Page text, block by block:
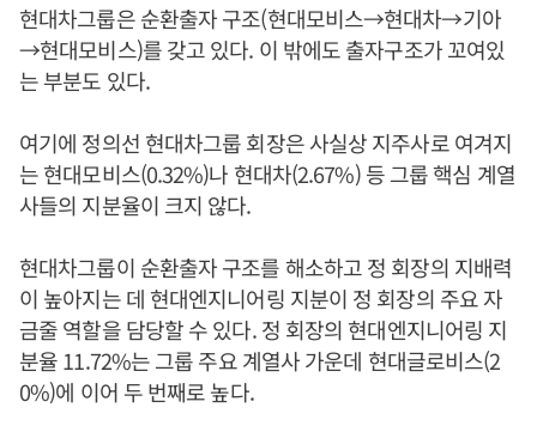
현대차그룹은 순환출자 구조(현대모비스→현대차→기아
→현대모비스)를 갖고 있다. 이 밖에도 출자구조가 꼬여있
는 부분도 있다.
여기에 정의선 현대차그룹 회장은 사실상 지주사로 여겨지
는 현대모비스(0.32%)나 현대차(2.67%) 등 그룹 핵심 계열
사들의 지분율이 크지 않다.
현대차그룹이 순환출자 구조를 해소하고 정 회장의 지배력
이 높아지는 데 현대엔지니어링 지분이 정 회장의 주요 자
금줄 역할을 담당할 수 있다. 정 회장의 현대엔지니어링 지
분율 11.72%는 그룹 주요 계열사 가운데 현대글로비스(2
0%)에 이어 두 번째로 높다.